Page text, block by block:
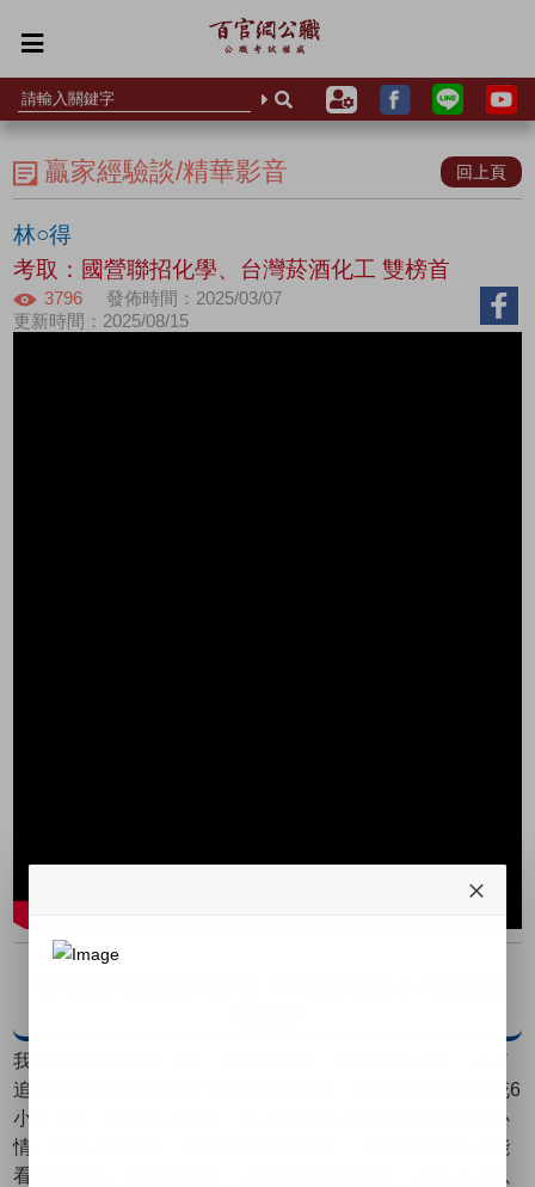
贏家經驗談/精華影音 回上頁
林○得
考取：國營聯招化學、台灣菸酒化工 雙榜首
3796
發佈時間：2025/03/07
更新時間：2025/08/15
我之前在民間公司上班，因為常加班、生活品質不佳，為了
追求穩定的工作我報考了國營聯招化學，備考期間每天會花6
小時上課，假日也不例外，晚上偶爾會去運動中心重訓放心
情。筆試之前都是一個人關在房間看書，不能看電視也不能
看課外讀物，真的很煎熬，這時我會告訴自己，這是為了以